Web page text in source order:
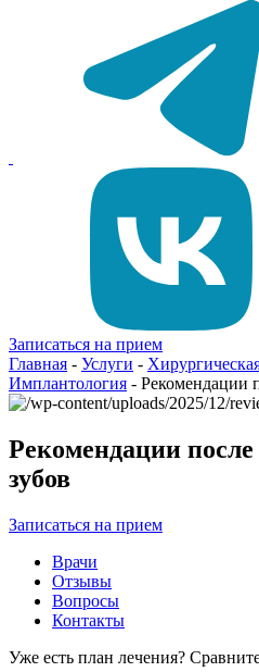
Записаться на прием
Главная - Услуги -
Имплантология - Рекомендации
Рекомендации
зубов
Записаться на прием
Врачи
Отзывы
Вопросы
Контакты
Уже есть план лечения?